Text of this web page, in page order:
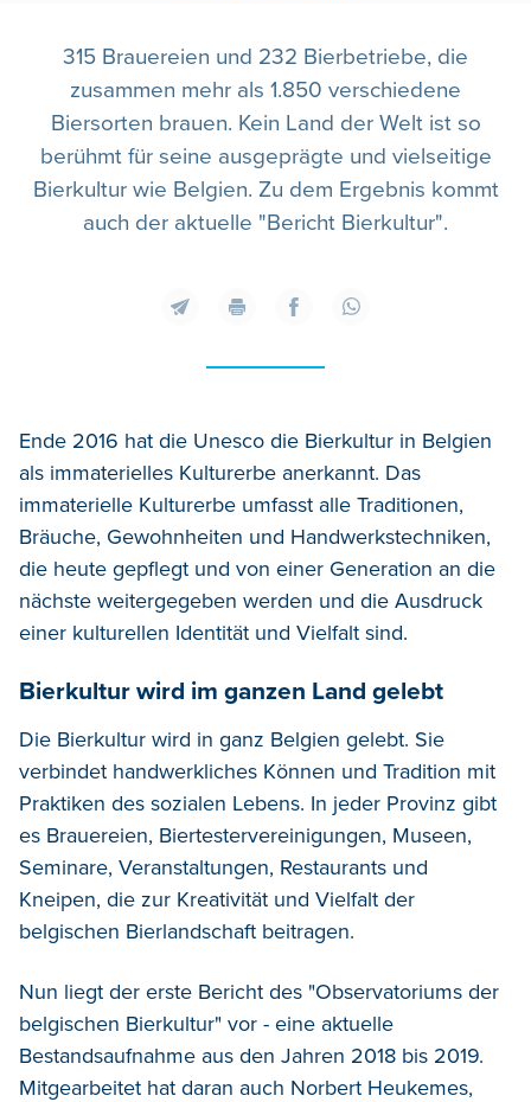
315 Brauereien und 232 Bierbetriebe, die
zusammen mehr als 1.850 verschiedene
Biersorten brauen. Kein Land der Welt ist so
berühmt für seine ausgeprägte und vielseitige
Bierkultur wie Belgien. Zu dem Ergebnis kommt
auch der aktuelle "Bericht Bierkultur".
Ende 2016 hat die Unesco die Bierkultur in Belgien
als immaterielles Kulturerbe anerkannt. Das
immaterielle Kulturerbe umfasst alle Traditionen,
Bräuche, Gewohnheiten und Handwerkstechniken,
die heute gepflegt und von einer Generation an die
nächste weitergegeben werden und die Ausdruck
einer kulturellen Identität und Vielfalt sind.
Bierkultur wird im ganzen Land gelebt
Die Bierkultur wird in ganz Belgien gelebt. Sie
verbindet handwerkliches Können und Tradition mit
Praktiken des sozialen Lebens. In jeder Provinz gibt
es Brauereien, Biertestervereinigungen, Museen,
Seminare, Veranstaltungen, Restaurants und
Kneipen, die zur Kreativität und Vielfalt der
belgischen Bierlandschaft beitragen.
Nun liegt der erste Bericht des "Observatoriums der
belgischen Bierkultur" vor - eine aktuelle
Bestandsaufnahme aus den Jahren 2018 bis 2019.
Mitgearbeitet hat daran auch Norbert Heukemes,